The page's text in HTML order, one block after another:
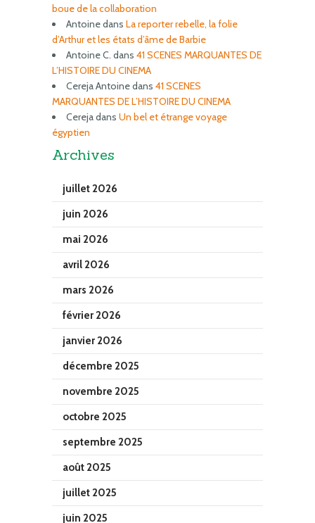
boue de la collaboration
Antoinedans La reporter rebelle, la folie
d’Arthur et les états d’âme de Barbie
Antoine C. dans 41 SCENES MARQUANTES DE
L’HISTOIRE DU CINEMA
Cereja Antoinedans 41 SCENES
MARQUANTES DE L’HISTOIRE DU CINEMA
Cerejadans Un bel et étrange voyage
égyptien
Archives
juillet 2026
juin 2026
mai 2026
avril 2026
mars 2026
février 2026
janvier 2026
décembre 2025
novembre 2025
octobre 2025
septembre 2025
août 2025
juillet 2025
juin 2025